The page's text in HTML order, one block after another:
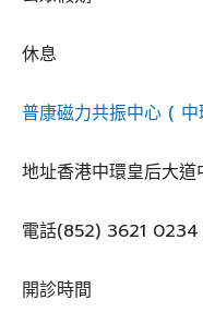
休息
普康磁力共振中心 (
地址香港中環皇后大
電話(852) 3621
開診時間